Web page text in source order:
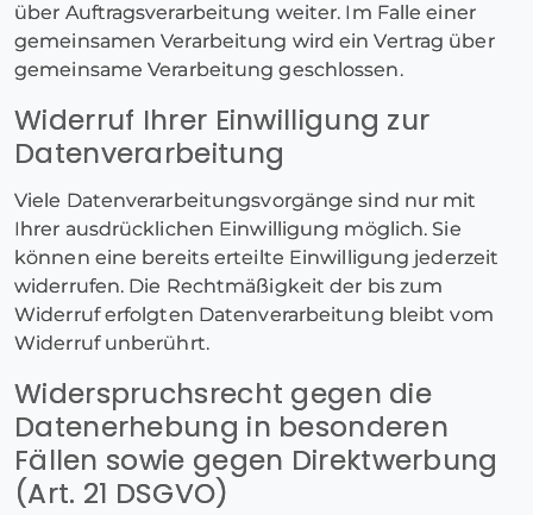
über Auftragsverarbeitung weiter. Im Falle einer
gemeinsamen Verarbeitung wird ein Vertrag über
gemeinsame Verarbeitung geschlossen.
Widerruf Ihrer Einwilligung zur
Datenverarbeitung
Viele Datenverarbeitungsvorgänge sind nur mit
Ihrer ausdrücklichen Einwilligung möglich. Sie
können eine bereits erteilte Einwilligung jederzeit
widerrufen. Die Rechtmäßigkeit der bis zum
Widerruf erfolgten Datenverarbeitung bleibt vom
Widerruf unberührt.
Widerspruchsrecht gegen die
Datenerhebung in besonderen
Fällen sowie gegen Direktwerbung
(Art. 21 DSGVO)